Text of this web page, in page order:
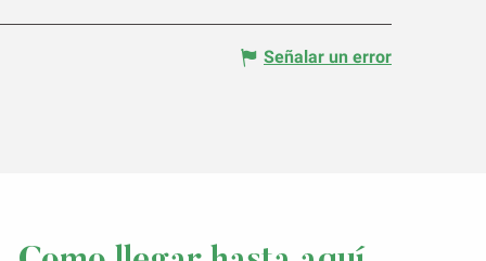
Señalar un error